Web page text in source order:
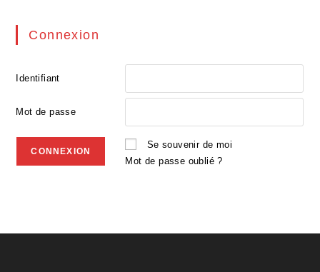
Connexion
Identifiant
Mot de passe
Se souvenir de moi
Mot de passe oublié ?